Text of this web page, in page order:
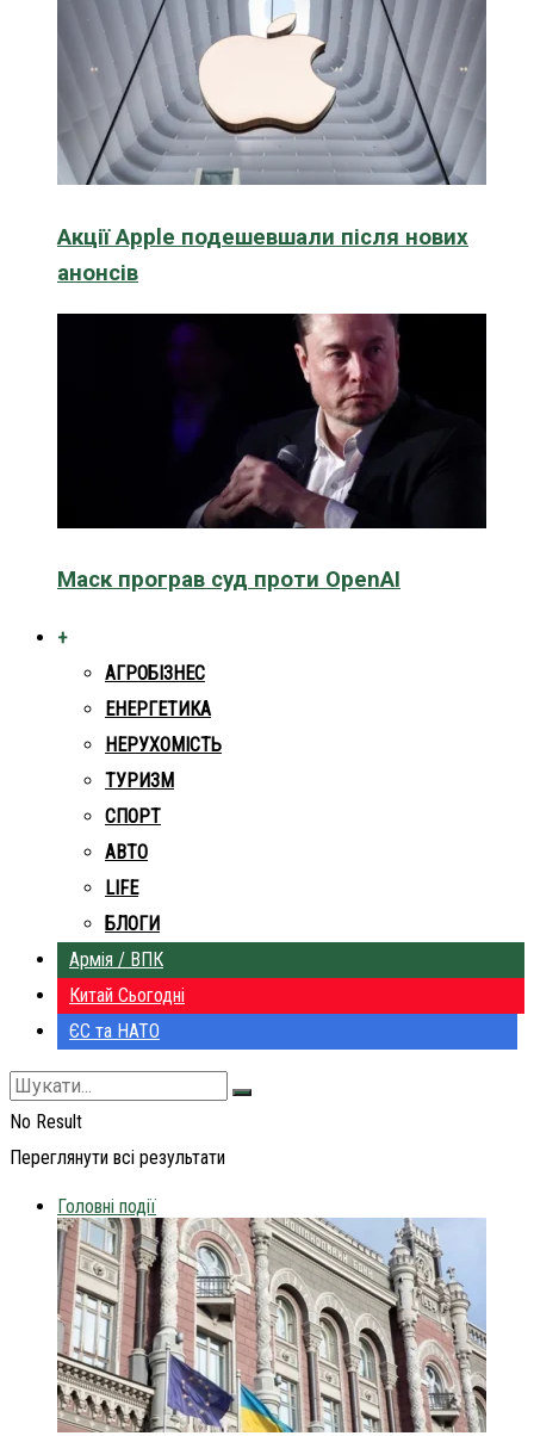
Акції Apple подешевшали після нових
анонсів
Маск програв суд проти OpenAI
+
АГРОБІЗНЕС
ЕНЕРГЕТИКА
НЕРУХОМІСТЬ
ТУРИЗМ
СПОРТ
АВТО
LIFE
БЛОГИ
Армія / ВПК
Китай Сьогодні
ЄС та НАТО
No Result
Переглянути всі результати
Головні події